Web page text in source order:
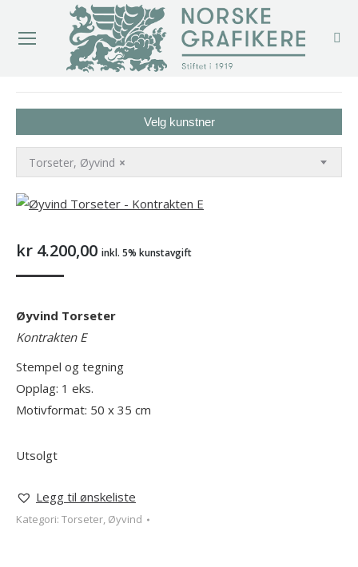
Velg kunstner
×
Torseter, Øyvind
kr 4.200,00 inkl. 5% kunstavgift
Øyvind Torseter
Kontrakten E
Stempel og tegning
Opplag: 1 eks.
Motivformat: 50 x 35 cm
Utsolgt
Legg til ønskeliste
Kategori: Torseter, Øyvind